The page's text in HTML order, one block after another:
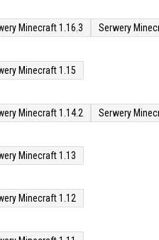
Minecraft 1.16.3 Serwery
Minecraft 1.15
Minecraft 1.14.2 Serwery
Minecraft 1.13
Minecraft 1.12